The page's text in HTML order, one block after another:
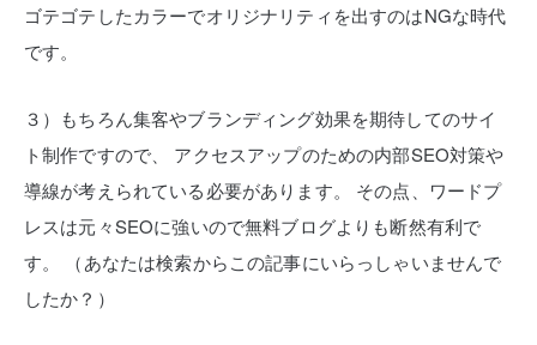
ゴテゴテしたカラーでオリジナリティを出すのはNGな時代
です。
３）もちろん集客やブランディング効果を期待してのサイ
ト制作ですので、
アクセスアップのための内部SEO対策や
導線が考えられている必要があります。
その点、ワードプ
レスは元々SEOに強いので無料ブログよりも断然有利で
す。
（あなたは検索からこの記事にいらっしゃいませんで
したか？）